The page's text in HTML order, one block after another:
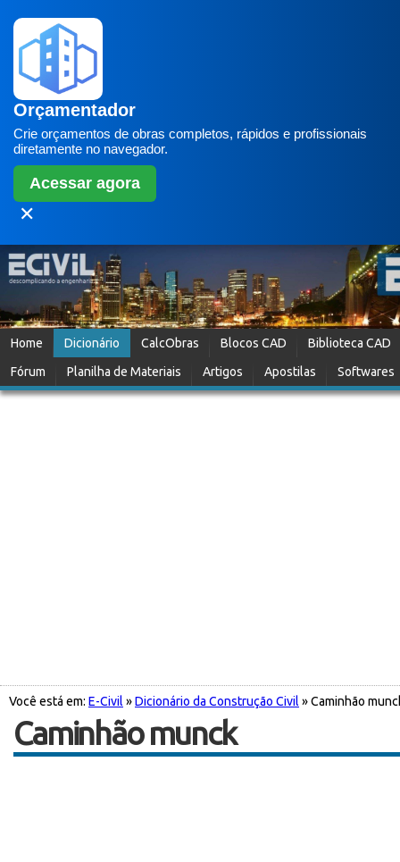
Orçamentador
Crie orçamentos de obras completos, rápidos e profissionais
diretamente no navegador.
Acessar agora
✕
Home Dicionário CalcObras Blocos CAD
Biblioteca CAD
Fórum
Planilha de Materiais Artigos Apostilas Softwares
Você está em: E-Civil »Dicionário da Construção Civil » Caminhão
Caminhão munck